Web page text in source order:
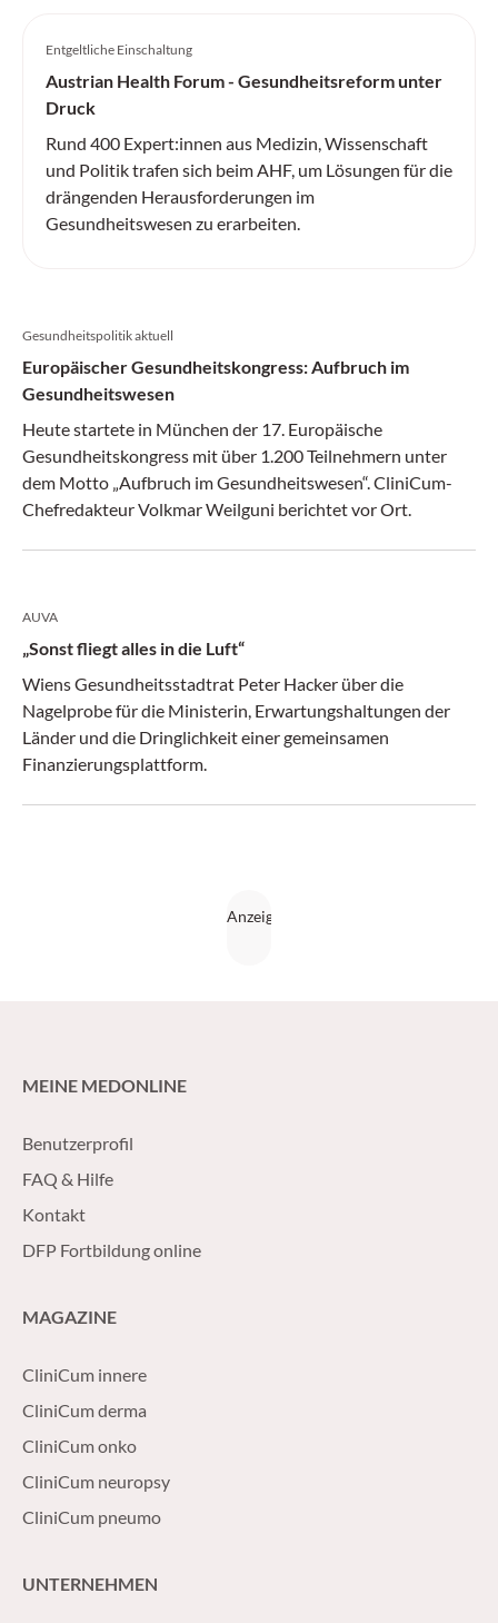
Entgeltliche Einschaltung
Austrian Health Forum - Gesundheitsreform unter
Druck
Rund 400 Expert:innen aus Medizin, Wissenschaft
und Politik trafen sich beim AHF, um Lösungen für die
drängenden Herausforderungen im
Gesundheitswesen zu erarbeiten.
Gesundheitspolitik aktuell
Europäischer Gesundheitskongress: Aufbruch im
Gesundheitswesen
Heute startete in München der 17. Europäische
Gesundheitskongress mit über 1.200 Teilnehmern unter
dem Motto „Aufbruch im Gesundheitswesen“. CliniCum-
Chefredakteur Volkmar Weilguni berichtet vor Ort.
AUVA
„Sonst fliegt alles in die Luft“
Wiens Gesundheitsstadtrat Peter Hacker über die
Nagelprobe für die Ministerin, Erwartungshaltungen der
Länder und die Dringlichkeit einer gemeinsamen
Finanzierungsplattform.
MEINE MEDONLINE
Benutzerprofil
FAQ & Hilfe
Kontakt
DFP Fortbildung online
MAGAZINE
CliniCum innere
CliniCum derma
CliniCum onko
CliniCum neuropsy
CliniCum pneumo
UNTERNEHMEN